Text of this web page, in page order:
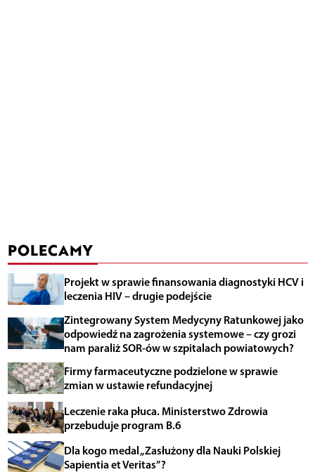
POLECAMY
Projekt w sprawie finansowania diagnostyki HCV i
leczenia HIV – drugie podejście
Zintegrowany System Medycyny Ratunkowej jako
odpowiedź na zagrożenia systemowe – czy grozi
nam paraliż SOR-ów w szpitalach powiatowych?
Firmy farmaceutyczne podzielone w sprawie
zmian w ustawie refundacyjnej
Leczenie raka płuca. Ministerstwo Zdrowia
przebuduje program B.6
Dla kogo medal „Zasłużony dla Nauki Polskiej
Sapientia et Veritas”?